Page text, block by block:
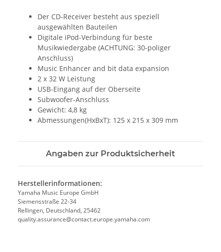
Der CD-Receiver besteht aus speziell
ausgewählten Bauteilen
Digitale iPod-Verbindung für beste
Musikwiedergabe (ACHTUNG: 30-poliger
Anschluss)
Music Enhancer and bit data expansion
2 x 32 W Leistung
USB-Eingang auf der Oberseite
Subwoofer-Anschluss
Gewicht: 4,8 kg
Abmessungen(HxBxT): 125 x 215 x 309 mm
Angaben zur Produktsicherheit
Herstellerinformationen:
Yamaha Music Europe GmbH
Siemensstraße 22-34
Rellingen, Deutschland, 25462
quality.assurance@contact.europe.yamaha.com